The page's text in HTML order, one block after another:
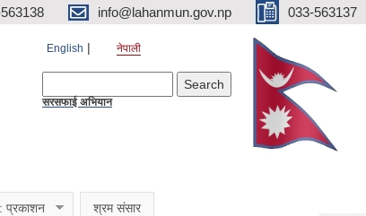
info@lahanmun.gov.np 033-563137
English नेपाली
सरसफाई अभियान
प्रकाशन श्रम संसार